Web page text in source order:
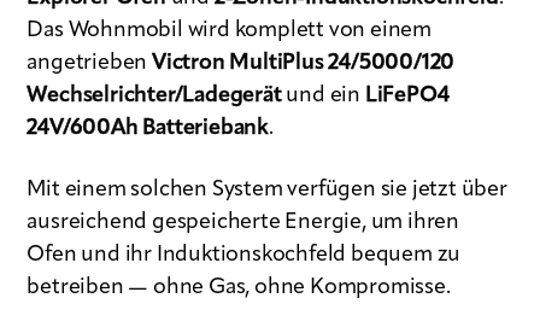
Das Wohnmobil wird komplett von einem
angetrieben Victron MultiPlus 24/5000/120
Wechselrichter/Ladegerätund ein LiFePO4
24V/600Ah Batteriebank.
Mit einem solchen System verfügen sie jetzt über
ausreichend gespeicherte Energie, um ihren
Ofen und ihr Induktionskochfeld bequem zu
betreiben — ohne Gas, ohne Kompromisse.